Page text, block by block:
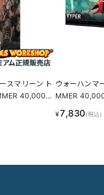
スマリーン ト
40,000
43
ウォーハンマ
MMER
¥7,830(税込)